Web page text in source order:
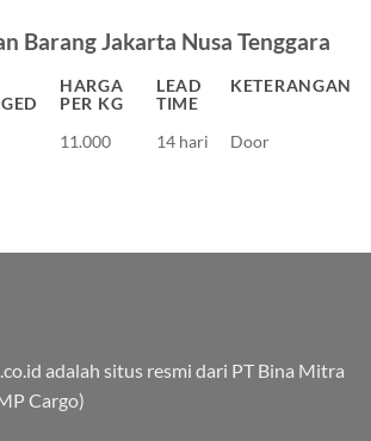
Barang Jakarta Nusa Tenggara
HARGA
PER KG
LEAD
TIME
KETERANGAN
11.000 14 hari Door
adalah situs resmi dari PT Bina Mitra
Cargo)